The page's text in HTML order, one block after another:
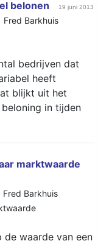
belonen 19 juni 2013
Barkhuis
bedrijven dat
heeft
blijkt uit het
beloning in tijden
marktwaarde
Barkhuis
waarde van een